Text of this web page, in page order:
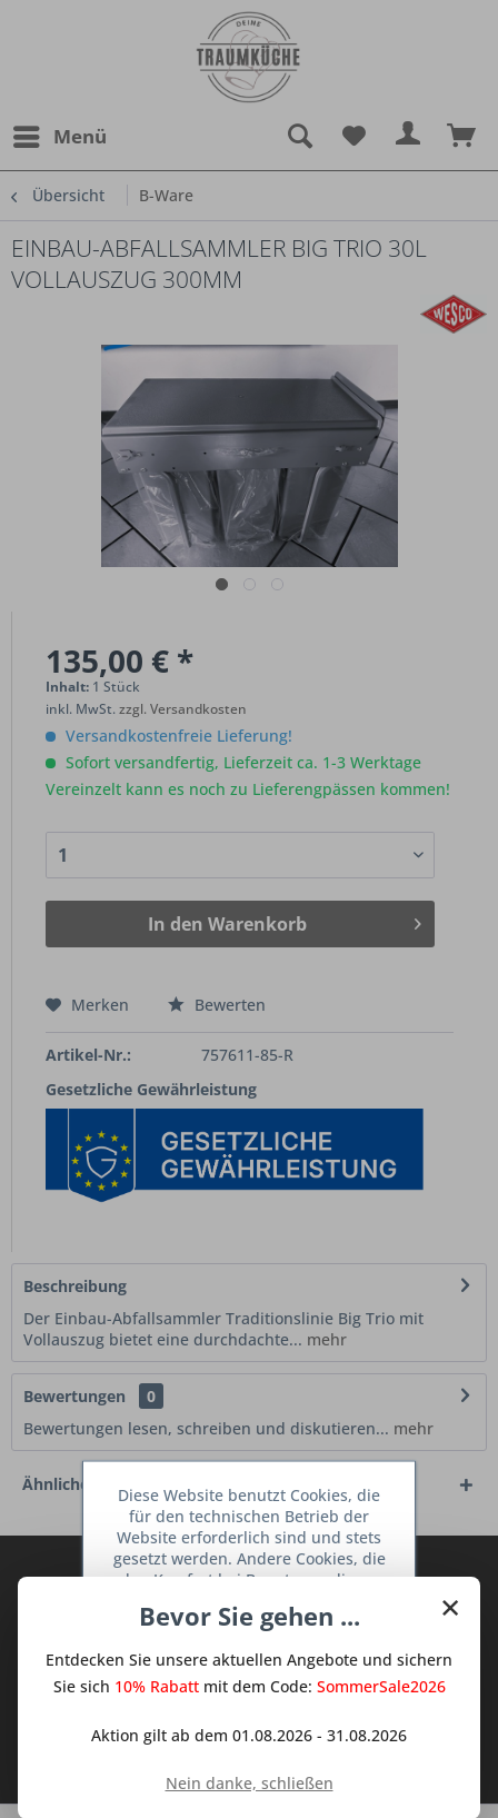
Menü
Übersicht B-Ware
EINBAU-ABFALLSAMMLER BIG TRIO 30L
VOLLAUSZUG 300MM
135,00 € *
Inhalt: 1 Stück
inkl. MwSt.zzgl. Versandkosten
Versandkostenfreie Lieferung!
Sofort versandfertig, Lieferzeit ca. 1-3 Werktage
Vereinzelt kann es noch zu Lieferengpässen kommen!
In den Warenkorb
Merken Bewerten
Artikel-Nr.:
757611-85-R
Gesetzliche Gewährleistung
Beschreibung
Der Einbau-Abfallsammler Traditionslinie Big Trio mit
Vollauszug bietet eine durchdachte... mehr
Bewertungen
0
Bewertungen lesen, schreiben und diskutieren... mehr
Ähnliche Artikel
Abonnieren Sie den kostenlosen Deine
Sie keine Neuigkeit oder Aktion mehr aus
dem Traum Küchen - Shop.
Ich habe dieDatenschutzbestimmungen
×
Bevor Sie gehen ...
Entdecken Sie unsere aktuellen Angebote und sichern
Sie sich 10% Rabattmit dem Code: SommerSale2026
Aktion gilt ab dem 01.08.2026 - 31.08.2026
Nein danke, schließen
Diese Website benutzt Cookies, die
für den technischen Betrieb der
Website erforderlich sind und stets
gesetzt werden. Andere Cookies, die
den Komfort bei Benutzung dieser
dienen oder die Interaktion mit
Netzwerken vereinfachen sollen,
werden nur mit Ihrer Zustimmung
Ablehnen